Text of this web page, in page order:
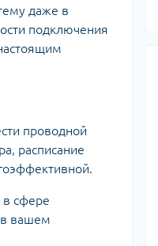
даже в
подключения
проводной
расписание
в сфере
в вашем